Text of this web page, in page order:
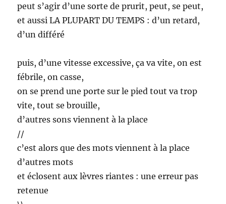
peut s’agir d’une sorte de prurit, peut, se peut,
et aussi LA PLUPART DU TEMPS : d’un retard,
d’un différé
puis, d’une vitesse excessive, ça va vite, on est
fébrile, on casse,
on se prend une porte sur le pied tout va trop
vite, tout se brouille,
d’autres sons viennent à la place
//
c’est alors que des mots viennent à la place
d’autres mots
et éclosent aux lèvres riantes : une erreur pas
retenue